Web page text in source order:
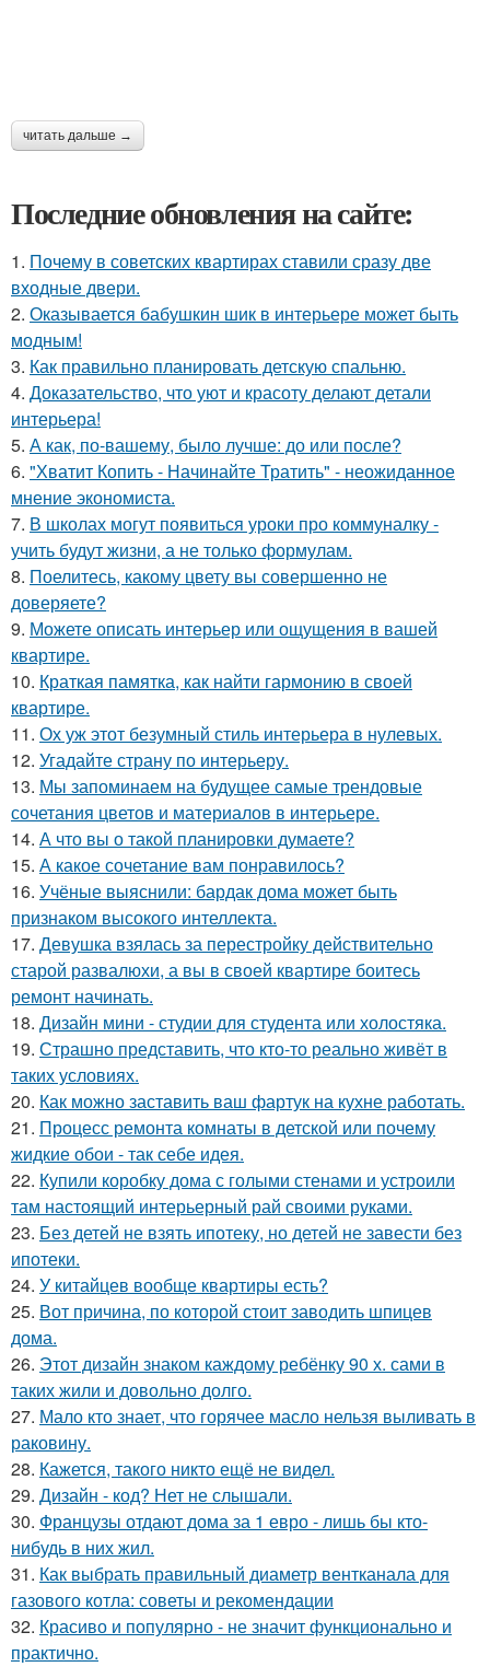
читать дальше →
Последние обновления на сайте:
1. Почему в советских квартирах ставили сразу две
входные двери.
2. Оказывается бабушкин шик в интерьере может быть
модным!
3. Как правильно планировать детскую спальню.
4. Доказательство, что уют и красоту делают детали
интерьера!
5. А как, по-вашему, было лучше: до или после?
6. "Хватит Копить - Начинайте Тратить" - неожиданное
мнение экономиста.
7. В школах могут появиться уроки про коммуналку -
учить будут жизни, а не только формулам.
8. Поелитесь, какому цвету вы совершенно не
доверяете?
9. Можете описать интерьер или ощущения в вашей
квартире.
10. Краткая памятка, как найти гармонию в своей
квартире.
11. Ох уж этот безумный стиль интерьера в нулевых.
12. Угадайте страну по интерьеру.
13. Мы запоминаем на будущее самые трендовые
сочетания цветов и материалов в интерьере.
14. А что вы о такой планировки думаете?
15. А какое сочетание вам понравилось?
16. Учёные выяснили: бардак дома может быть
признаком высокого интеллекта.
17. Девушка взялась за перестройку действительно
старой развалюхи, а вы в своей квартире боитесь
ремонт начинать.
18. Дизайн мини - студии для студента или холостяка.
19. Страшно представить, что кто-то реально живёт в
таких условиях.
20. Как можно заставить ваш фартук на кухне работать.
21. Процесс ремонта комнаты в детской или почему
жидкие обои - так себе идея.
22. Купили коробку дома с голыми стенами и устроили
там настоящий интерьерный рай своими руками.
23. Без детей не взять ипотеку, но детей не завести без
ипотеки.
24. У китайцев вообще квартиры есть?
25. Вот причина, по которой стоит заводить шпицев
дома.
26. Этот дизайн знаком каждому ребёнку 90 х. сами в
таких жили и довольно долго.
27. Мало кто знает, что горячее масло нельзя выливать в
раковину.
28. Кажется, такого никто ещё не видел.
29. Дизайн - код? Нет не слышали.
30. Французы отдают дома за 1 евро - лишь бы кто-
нибудь в них жил.
31. Как выбрать правильный диаметр вентканала для
газового котла: советы и рекомендации
32. Красиво и популярно - не значит функционально и
практично.